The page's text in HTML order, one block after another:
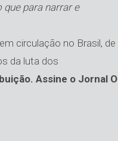
que para narrar e
circulação no Brasil, de
da luta dos
Assine o Jornal O